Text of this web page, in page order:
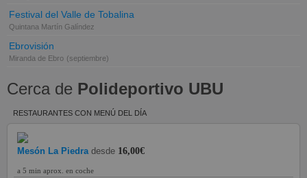
Festival del Valle de Tobalina
Quintana Martín Galíndez
Ebrovisión
Miranda de Ebro (septiembre)
Cerca de Polideportivo UBU
RESTAURANTES CON MENÚ DEL DÍA
Mesón La Piedra desde 16,00€
a 5 min aprox. en coche